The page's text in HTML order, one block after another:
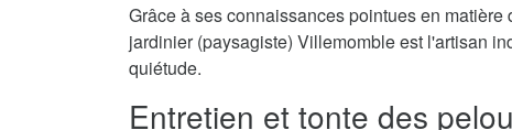
Grâce à ses connaissances pointues en
jardinier (paysagiste) Villemomble est l'artisan
quiétude.
Entretien et tonte des